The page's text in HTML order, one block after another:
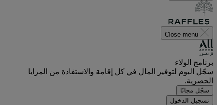
Close menu
برنامج الولاء
سجّل اليوم لتوفير المال في كل إقامة والاستفادة من المزايا
الحصرية.
سجّل مجانًا
تسجيل الدخول